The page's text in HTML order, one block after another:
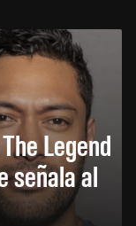
Legend
señala al